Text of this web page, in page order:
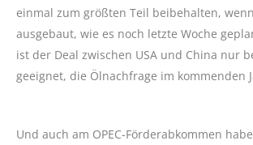
einmal zum größten Teil beibehalten,
ausgebaut, wie es noch letzte Woche
ist der Deal zwischen USA und China nur
geeignet, die Ölnachfrage im kommenden
Und auch am OPEC-Förderabkommen